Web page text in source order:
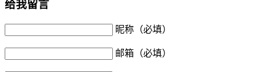
给我留言
昵称（必填）
邮箱（必填）